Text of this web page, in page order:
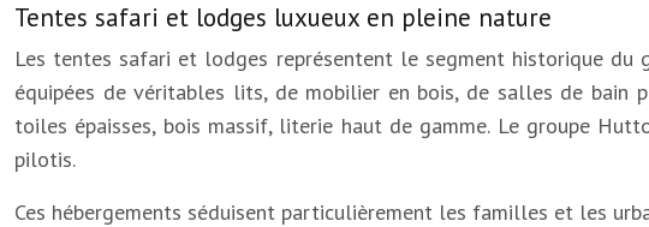
Tentes safari et lodges luxueux en pleine nature
Les tentes safari et lodges représentent le segment historique du
équipées de véritables lits, de mobilier en bois, de salles de bain
toiles épaisses, bois massif, literie haut de gamme. Le groupe
pilotis.
Ces hébergements séduisent particulièrement les familles et les